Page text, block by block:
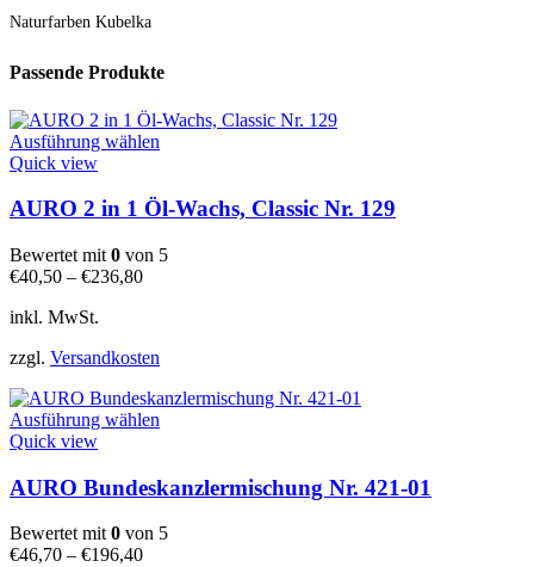
Naturfarben Kubelka
Passende Produkte
Ausführung wählen
mehrere
auf.
gewählt
Quick view
AURO 2 in 1 Öl-Wachs, Classic Nr. 129
Bewertet mit 0 von 5
€40,50 – €236,80
inkl. MwSt.
zzgl. Versandkosten
Ausführung wählen
mehrere
Varianten
auf.
Quick view
AURO Bundeskanzlermischung Nr. 421-01
Bewertet mit0 von 5
€46,70 – €196,40